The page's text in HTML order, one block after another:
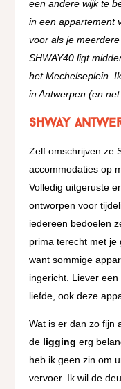
een andere wijk te
in een appartement
voor als je meerdere
SHWAY40 ligt
het Mechelseplein.
in Antwerpen (en
SHWAY
Zelf omschrijven ze
accommodaties op
Volledig uitgeruste
ontworpen voor
iedereen bedoelen
prima terecht met je
want sommige
ingericht. Liever
liefde, ook deze
Wat is er dan zo fijn
de ligging erg
heb ik geen zin om
vervoer. Ik wil de